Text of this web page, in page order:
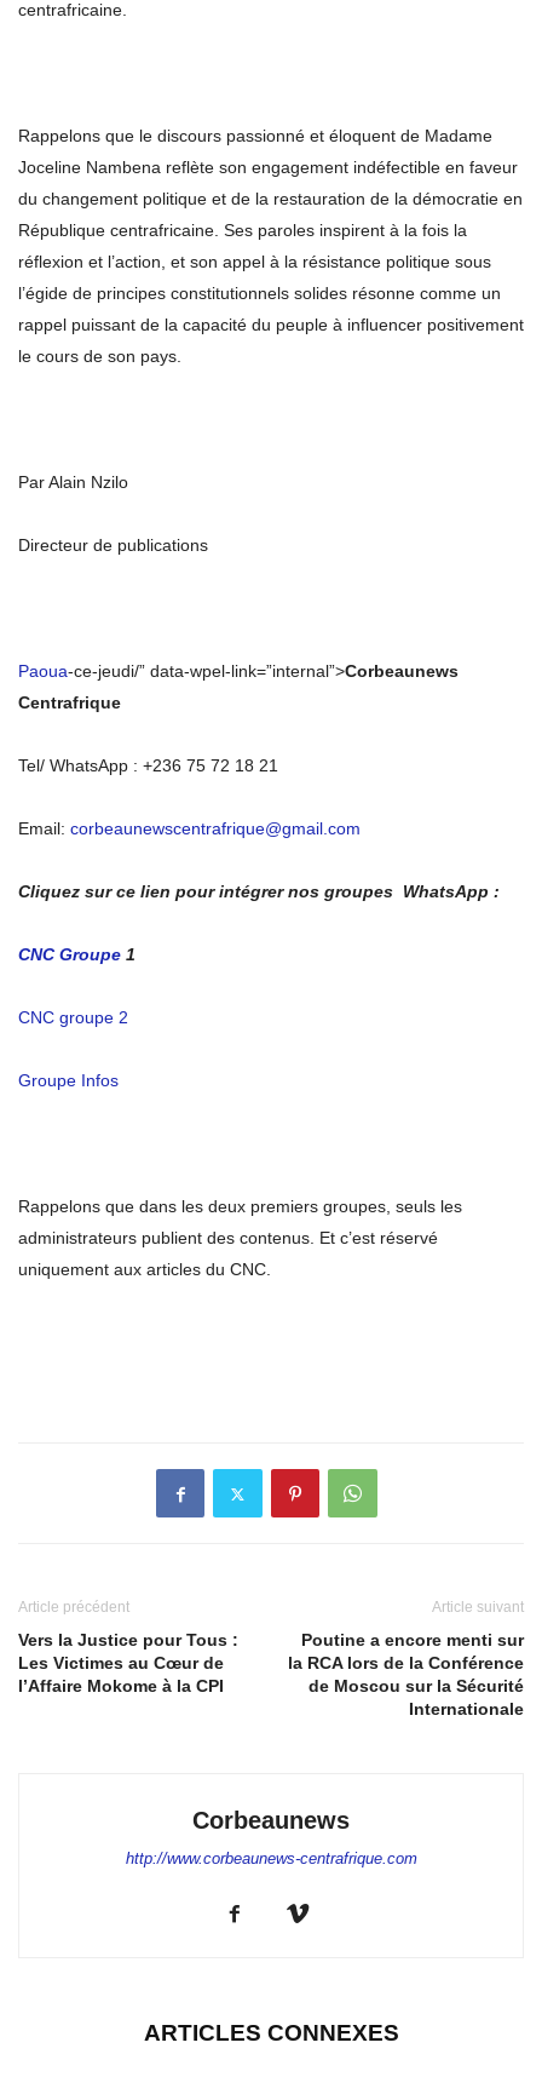
centrafricaine.
Rappelons que le discours passionné et éloquent de Madame
Joceline Nambena reflète son engagement indéfectible en faveur
du changement politique et de la restauration de la démocratie en
République centrafricaine. Ses paroles inspirent à la fois la
réflexion et l’action, et son appel à la résistance politique sous
l’égide de principes constitutionnels solides résonne comme un
rappel puissant de la capacité du peuple à influencer positivement
le cours de son pays.
Par Alain Nzilo
Directeur de publications
Paoua-ce-jeudi/” data-wpel-link=”internal”>Corbeaunews
Centrafrique
Tel/ WhatsApp : +236 75 72 18 21
Email: corbeaunewscentrafrique@gmail.com
Cliquez sur ce lien pour intégrer nos groupes WhatsApp :
CNC Groupe 1
CNC groupe 2
Groupe Infos
Rappelons que dans les deux premiers groupes, seuls les
administrateurs publient des contenus. Et c’est réservé
uniquement aux articles du CNC.
Article précédent
Vers la Justice pour Tous :
Les Victimes au Cœur de
l’Affaire Mokome à la CPI
Article suivant
Poutine a encore menti sur
la RCA lors de la Conférence
de Moscou sur la Sécurité
Internationale
Corbeaunews
http://www.corbeaunews-centrafrique.com
ARTICLES CONNEXES